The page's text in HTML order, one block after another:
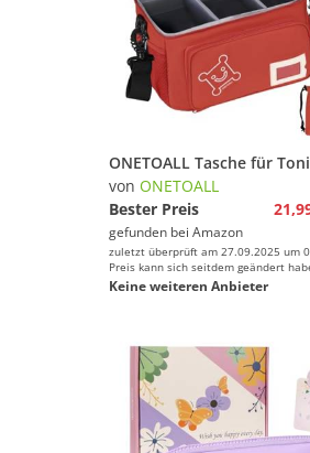
von ONETOALL
Bester Preis
gefunden bei Amazon
zuletzt überprüft am 27.09.2025 um
Preis kann sich seitdem geändert
Keine weiteren Anbieter